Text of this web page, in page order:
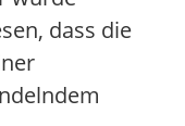
dass die